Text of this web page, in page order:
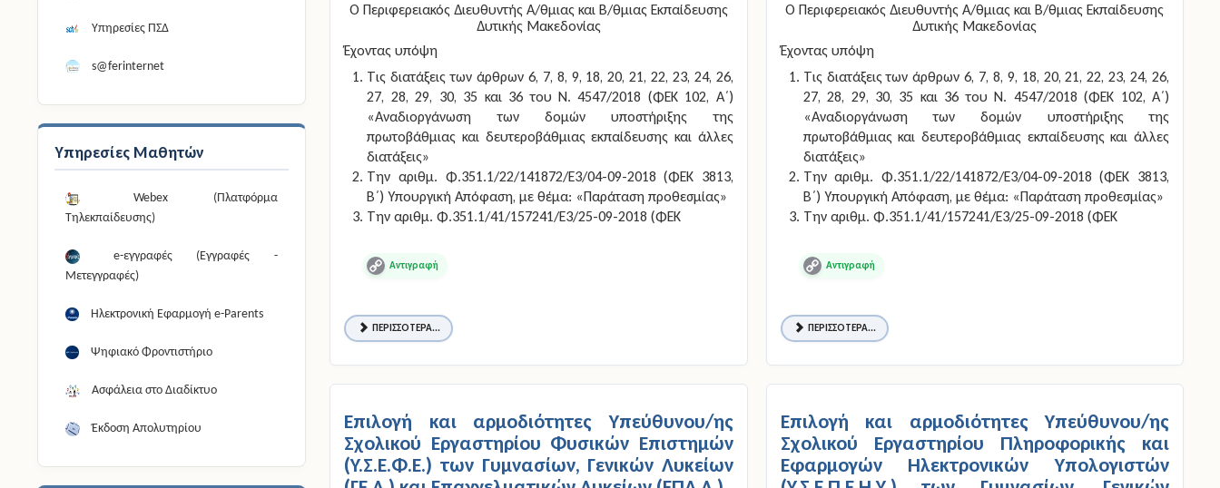
Υπηρεσίες ΠΣΔ
s@ferinternet
Υπηρεσίες Μαθητών
Webex (Πλατφόρμα
Τηλεκπαίδευσης)
e-εγγραφές (Εγγραφές -
Μετεγγραφές)
Ηλεκτρονική Εφαρμογή e-Parents
Ψηφιακό Φροντιστήριο
Ασφάλεια στο Διαδίκτυο
Έκδοση Απολυτηρίου
Ο Περιφερειακός Διευθυντής Α/θμιας και Β/θμιας Εκπαίδευσης
Δυτικής Μακεδονίας
Έχοντας υπόψη
Τις διατάξεις των άρθρων 6, 7, 8, 9, 18, 20, 21, 22, 23, 24, 26,
27, 28, 29, 30, 35 και 36 του Ν. 4547/2018 (ΦΕΚ 102, Α΄)
«Αναδιοργάνωση των δομών υποστήριξης της
πρωτοβάθμιας και δευτεροβάθμιας εκπαίδευσης και άλλες
διατάξεις»
Την αριθμ. Φ.351.1/22/141872/Ε3/04-09-2018 (ΦΕΚ 3813,
Β΄) Υπουργική Απόφαση, με θέμα: «Παράταση προθεσμίας»
Την αριθμ. Φ.351.1/41/157241/Ε3/25-09-2018 (ΦΕΚ
Copy
ΠΕΡΙΣΣΌΤΕΡΑ...
Ο Περιφερειακός Διευθυντής Α/θμιας και Β/θμιας Εκπαίδευσης
Δυτικής Μακεδονίας
Έχοντας υπόψη
Τις διατάξεις των άρθρων 6, 7, 8, 9, 18, 20, 21, 22, 23, 24, 26,
27, 28, 29, 30, 35 και 36 του Ν. 4547/2018 (ΦΕΚ 102, Α΄)
«Αναδιοργάνωση των δομών υποστήριξης της
πρωτοβάθμιας και δευτεροβάθμιας εκπαίδευσης και άλλες
διατάξεις»
Την αριθμ. Φ.351.1/22/141872/Ε3/04-09-2018 (ΦΕΚ 3813,
Β΄) Υπουργική Απόφαση, με θέμα: «Παράταση προθεσμίας»
Την αριθμ. Φ.351.1/41/157241/Ε3/25-09-2018 (ΦΕΚ
Copy
ΠΕΡΙΣΣΌΤΕΡΑ...
Επιλογή και αρμοδιότητες Υπεύθυνου/ης
Σχολικού Εργαστηρίου Φυσικών Επιστημών
(Y.Σ.Ε.Φ.Ε.) των Γυμνασίων, Γενικών Λυκείων
Επιλογή και αρμοδιότητες Υπεύθυνου/ης
Σχολικού Εργαστηρίου Πληροφορικής και
Εφαρμογών Ηλεκτρονικών Υπολογιστών